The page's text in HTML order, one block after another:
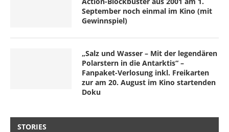
September noch einmal im Kino (mit
Gewinnspiel)
„Salz und Wasser – Mit der legendären
Polarstern in die Antarktis“ –
Fanpaket-Verlosung inkl. Freikarten
zur am 20. August im Kino startenden
Doku
STORIES